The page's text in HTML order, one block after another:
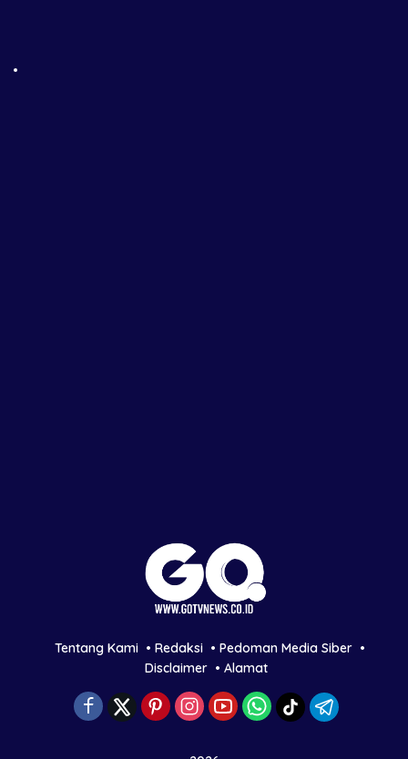
Tentang Kami Redaksi
Pedoman Media Siber
Disclaimer
Alamat